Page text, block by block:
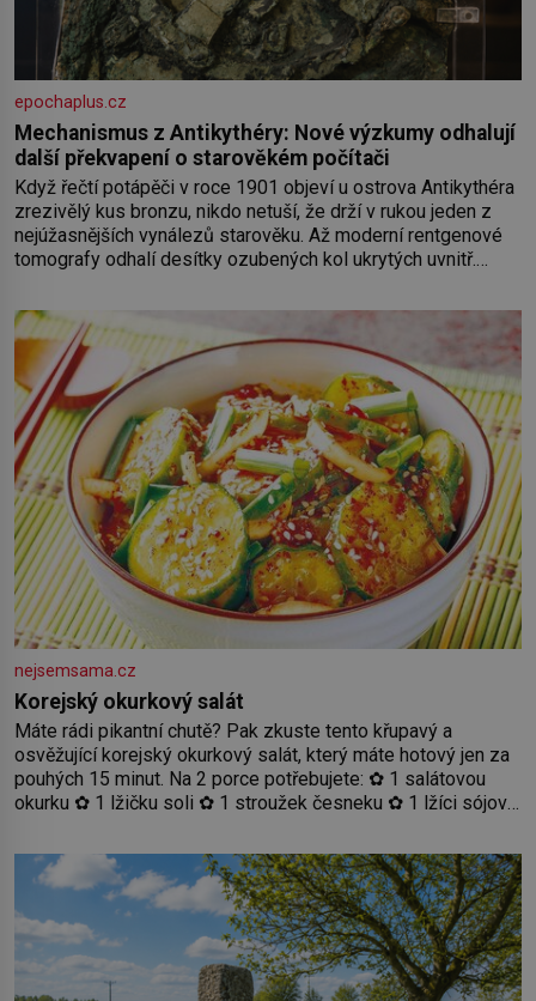
epochaplus.cz
Mechanismus z Antikythéry: Nové výzkumy odhalují
další překvapení o starověkém počítači
Když řečtí potápěči v roce 1901 objeví u ostrova Antikythéra
zrezivělý kus bronzu, nikdo netuší, že drží v rukou jeden z
nejúžasnějších vynálezů starověku. Až moderní rentgenové
tomografy odhalí desítky ozubených kol ukrytých uvnitř.
známý analogový počítač na světě. Přesto ani po více než
sto letech výzkumu
nejsemsama.cz
Korejský okurkový salát
Máte rádi pikantní chutě? Pak zkuste tento křupavý a
osvěžující korejský okurkový salát, který máte hotový jen za
pouhých 15 minut. Na 2 porce potřebujete: ✿ 1 salátovou
okurku ✿ 1 lžičku soli ✿ 1 stroužek česneku ✿ 1 lžíci sójové
oleje ✿ 1 lžičku chilli ✿ 1 lžičku cukru ✿ 1 jarní cibulku ✿ 1
lžíci sezamových semínek